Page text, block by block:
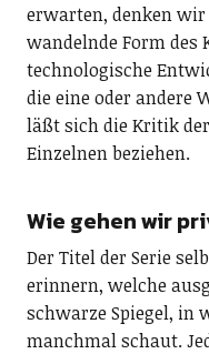
erwarten, denken wir
wandelnde Form des
technologische
die eine oder andere
läßt sich die Kritik
Einzelnen beziehen.
Wie gehen wir
Der Titel der Serie
erinnern, welche
schwarze Spiegel, in
manchmal schaut.